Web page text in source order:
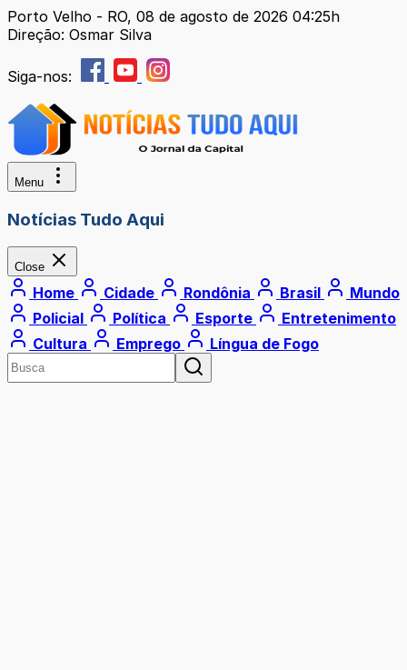
Porto Velho - RO, 08 de agosto de 2026 04:25h
Direção: Osmar Silva
Siga-nos:
Menu
Notícias Tudo Aqui
Close
Home Cidade Rondônia Brasil
Mundo
Policial
Política Esporte
Entretenimento
Cultura
Emprego Língua de Fogo